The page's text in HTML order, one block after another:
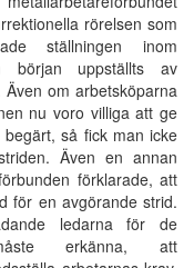
rörelsen som
ställningen inom
början uppställts av
om arbetsköparna
nu voro villiga att ge
så fick man icke
Även en annan
förklarade, att
för en avgörande strid.
ledarna för de
erkänna, att